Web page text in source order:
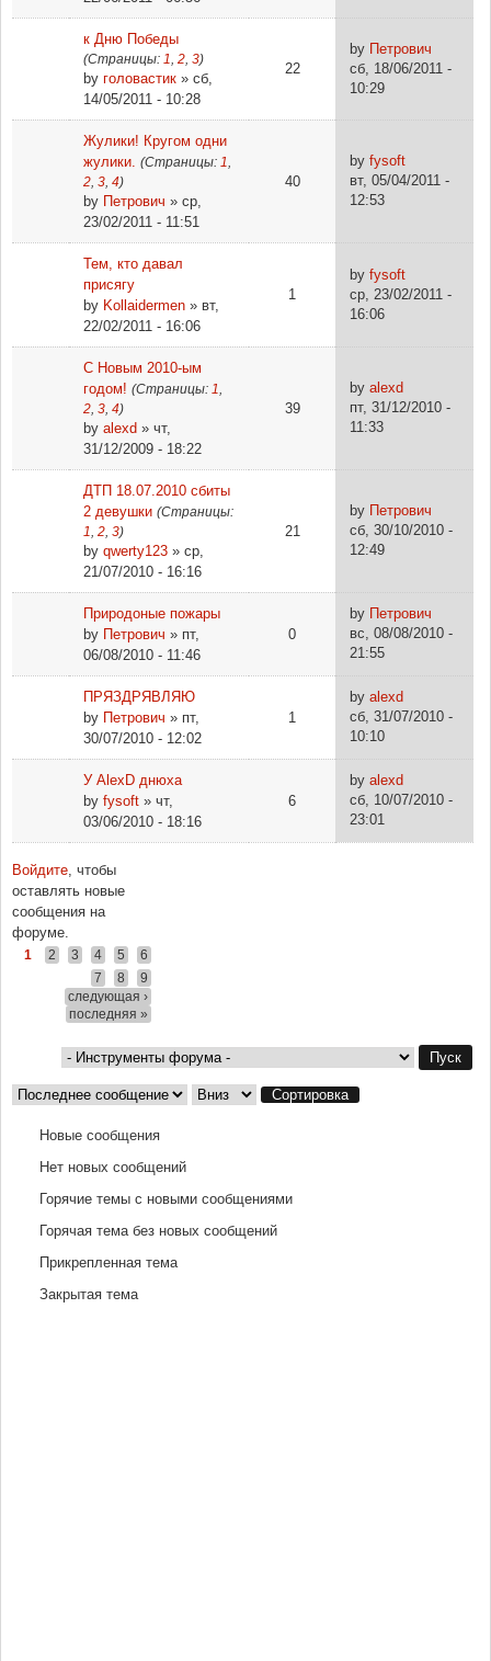
к Дню Победы
(Страницы: 1 2 3)
by головастик » сб,
14/05/2011 - 10:28
22
by Петрович
сб, 18/06/2011 -
10:29
Жулики! Кругом одни
жулики. (Страницы: 1
2 3 4)
by Петрович » ср,
23/02/2011 - 11:51
40
by fysoft
вт, 05/04/2011 -
12:53
Тем, кто давал
присягу
by Kollaidermen » вт,
22/02/2011 - 16:06
1
by fysoft
ср, 23/02/2011 -
16:06
С Новым 2010-ым
годом! (Страницы: 1
2 3 4)
by alexd » чт,
31/12/2009 - 18:22
39
by alexd
пт, 31/12/2010 -
11:33
ДТП 18.07.2010 сбиты
2 девушки (Страницы:
1
2 3)
by qwerty123 » ср,
21/07/2010 - 16:16
21
by Петрович
сб, 30/10/2010 -
12:49
Природоные пожары
by Петрович » пт,
06/08/2010 - 11:46
0
by Петрович
вс, 08/08/2010 -
21:55
ПРЯЗДРЯВЛЯЮ
by Петрович » пт,
30/07/2010 - 12:02
1
by alexd
сб, 31/07/2010 -
10:10
У AlexD днюха
by fysoft » чт,
03/06/2010 - 18:16
6
by alexd
сб, 10/07/2010 -
23:01
Войдите, чтобы
оставлять новые
сообщения на
форуме.
Страницы
1 2 3 4 5
6
7
8
9
следующая ›
последняя »
Сортировка по Сортировка
Новые сообщения
Нет новых сообщений
Горячие темы с новыми сообщениями
Горячая тема без новых сообщений
Прикрепленная тема
Закрытая тема